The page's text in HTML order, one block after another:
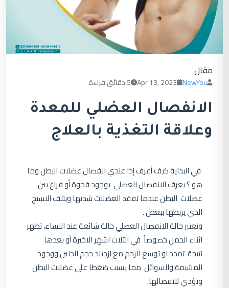
مقال
NewYou
Apr 13, 2023 5 دقائق قراءة
الانفصال العضلي للمعدة
وعلاقة التغذية بالعلاج
في البداية كيف أعرف إذا عندي انفصال عضلات البطن وما
هو ؟ يعرف الانفصال العضلي بوجود فجوة أو فراغ بين
عضلات البطن عندما تفقد العضلات شدتها ويتلف النسيج
الذي يربطها ببعض .
وتعتبر حالة الانفصال العضلي حالة شائعة عند النساء، تظهر
اثناء الحمل خصوصاً في الثلاث اشهر الاخيرة أو بعدها
نتيجة تمدد او توسع الرحم مع ازدياد حجم الجنين ووجود
المشيمة والسوائل مما يسبب ضغطا على عضلات البطن
ويؤدي لانفصالها.